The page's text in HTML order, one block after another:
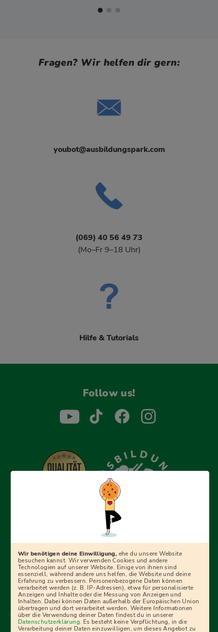
Fragen? Wir helfen dir gern:
youbot@ausbildungspark.com
(069) 40 56 49 73
(Mo–Fr 9–18 Uhr)
Hilfe & Tutorials
Follow us!
Erfolgreich bewerben mit Ausbildungspark: Wir
begleiten dich Schritt für Schritt bei deinem Start in den
Ratgebern und Prüfungspaketen, interaktiven
Videokursen und vielem mehr. Für alle, die was werden
wollen!
Menü Fußleiste
Impressum Bildquellen Presse Mediadaten
Wir benötigen deine Einwilligung, ehe du unsere Website
besuchen kannst. Wir verwenden Cookies und andere
Technologien auf unserer Website. Einige von ihnen sind
essenziell, während andere uns helfen, die Website und deine
Erfahrung zu verbessern. Personenbezogene Daten können
verarbeitet werden (z. B. IP-Adressen), etwa für personalisierte
Anzeigen und Inhalte oder die Messung von Anzeigen und
Inhalten. Dabei können Daten außerhalb der Europäischen Union
übertragen und dort verarbeitet werden. Weitere Informationen
über die Verwendung deiner Daten findest du in unserer
Datenschutzerklärung. Es besteht keine Verpflichtung, in die
Verarbeitung deiner Daten einzuwilligen, um dieses Angebot zu